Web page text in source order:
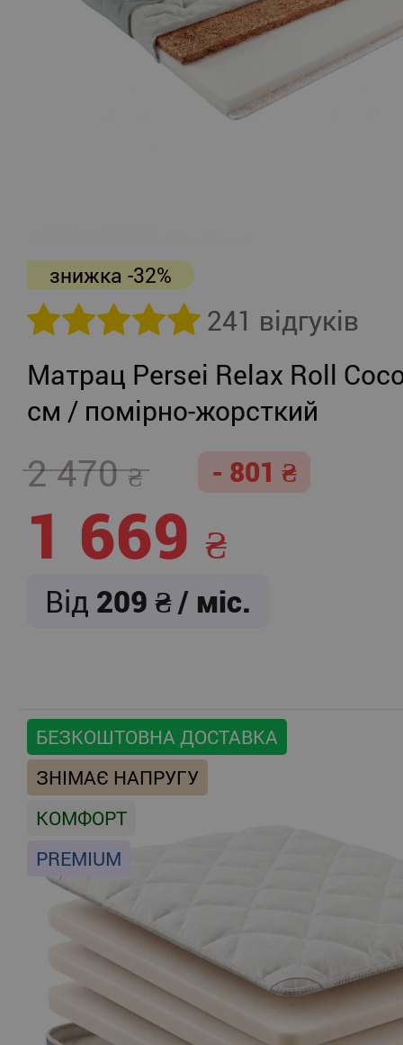
знижка -32%
241 відгуків
Матрац Persei Relax Roll
см / помірно-жорсткий
2 470 - 801
1 669
Від 209 / міс.
БЕЗКОШТОВНА ДОСТАВКА
ЗНІМАЄ НАПРУГУ
КОМФОРТ
PREMIUM